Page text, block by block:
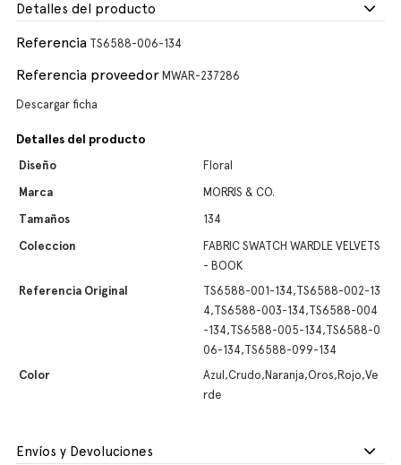
Detalles del producto
Referencia TS6588-006-134
Referencia proveedor MWAR-237286
Descargar ficha
Detalles del producto
Diseño
Floral
Marca
MORRIS & CO.
Tamaños
134
Coleccion
FABRIC SWATCH WARDLE VELVETS
- BOOK
Referencia Original
TS6588-001-134,TS6588-002-13
4,TS6588-003-134,TS6588-004
-134,TS6588-005-134,TS6588-0
06-134,TS6588-099-134
Color
Azul,Crudo,Naranja,Oros,Rojo,Ve
rde
Envíos y Devoluciones